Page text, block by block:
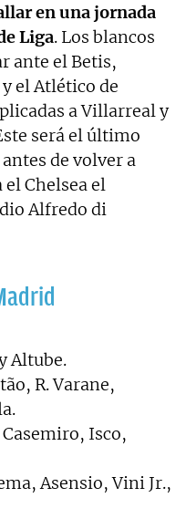
en una jornada
Liga. Los blancos
ante el Betis,
el Atlético de
a Villarreal y
será el último
de volver a
Chelsea el
Alfredo di
Altube.
R. Varane,
Isco,
Asensio, Vini Jr.,